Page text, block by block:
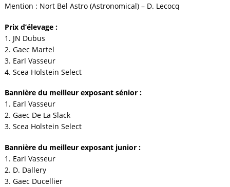
Mention : Nort Bel Astro (Astronomical) – D. Lecocq
Prix d’élevage :
1. JN Dubus
2. Gaec Martel
3. Earl Vasseur
4. Scea Holstein Select
Bannière du meilleur exposant sénior :
1. Earl Vasseur
2. Gaec De La Slack
3. Scea Holstein Select
Bannière du meilleur exposant junior :
1. Earl Vasseur
2. D. Dallery
3. Gaec Ducellier